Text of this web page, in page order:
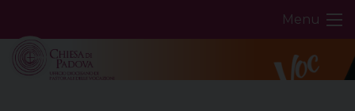
content
Menu